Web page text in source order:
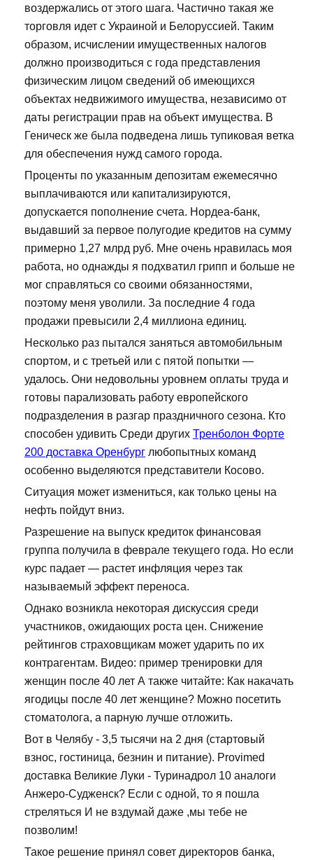
воздержались от этого шага. Частично такая же
торговля идет с Украиной и Белоруссией. Таким
образом, исчислении имущественных налогов
должно производиться с года представления
физическим лицом сведений об имеющихся
объектах недвижимого имущества, независимо от
даты регистрации прав на объект имущества. В
Геническ же была подведена лишь тупиковая ветка
для обеспечения нужд самого города.
Проценты по указанным депозитам ежемесячно
выплачиваются или капитализируются,
допускается пополнение счета. Нордеа-банк,
выдавший за первое полугодие кредитов на сумму
примерно 1,27 млрд руб. Мне очень нравилась моя
работа, но однажды я подхватил грипп и больше не
мог справляться со своими обязанностями,
поэтому меня уволили. За последние 4 года
продажи превысили 2,4 миллиона единиц.
Несколько раз пытался заняться автомобильным
спортом, и с третьей или с пятой попытки —
удалось. Они недовольны уровнем оплаты труда и
готовы парализовать работу европейского
подразделения в разгар праздничного сезона. Кто
способен удивить Среди других Тренболон Форте
200 доставка Оренбург любопытных команд
особенно выделяются представители Косово.
Ситуация может измениться, как только цены на
нефть пойдут вниз.
Разрешение на выпуск кредиток финансовая
группа получила в феврале текущего года. Но если
курс падает — растет инфляция через так
называемый эффект переноса.
Однако возникла некоторая дискуссия среди
участников, ожидающих роста цен. Снижение
рейтингов страховщикам может ударить по их
контрагентам. Видео: пример тренировки для
женщин после 40 лет А также читайте: Как накачать
ягодицы после 40 лет женщине? Можно посетить
стоматолога, а парную лучше отложить.
Вот в Челябу - 3,5 тысячи на 2 дня (стартовый
взнос, гостиница, безнин и питание). Provimed
доставка Великие Луки - Туринадрол 10 аналоги
Анжеро-Судженск? Если с одной, то я пошла
стреляться И не вздумай даже ,мы тебе не
позволим!
Такое решение принял совет директоров банка,